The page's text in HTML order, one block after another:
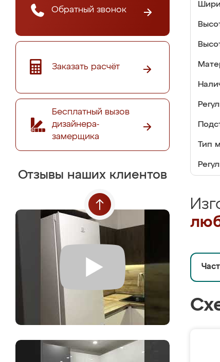
Обратный звонок
Заказать расчёт
Бесплатный вызов
дизайнера-
замерщика
Отзывы наших клиентов
Тип